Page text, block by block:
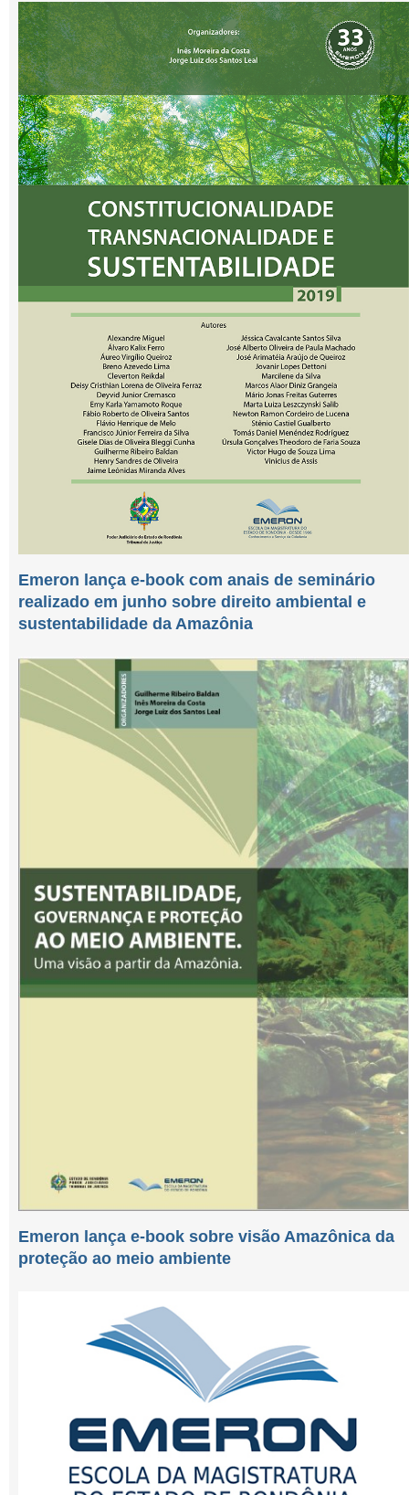
Emeron lança e-book com anais de seminário
realizado em junho sobre direito ambiental e
sustentabilidade da Amazônia
Emeron lança e-book sobre visão Amazônica da
proteção ao meio ambiente